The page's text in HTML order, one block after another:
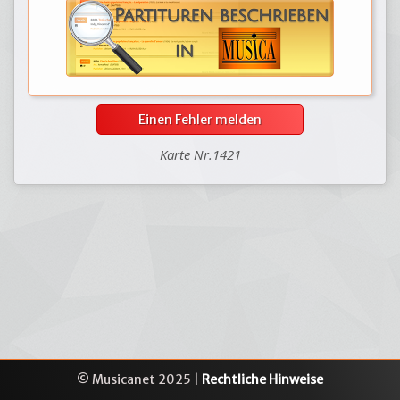
Einen Fehler melden
Karte Nr.1421
© Musicanet 2025 | Rechtliche Hinweise